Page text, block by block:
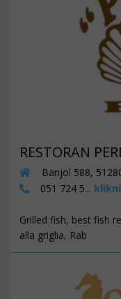
RESTORAN
Banjol 588,
051 724 5...
Grilled fish, best fish
alla griglia, Rab